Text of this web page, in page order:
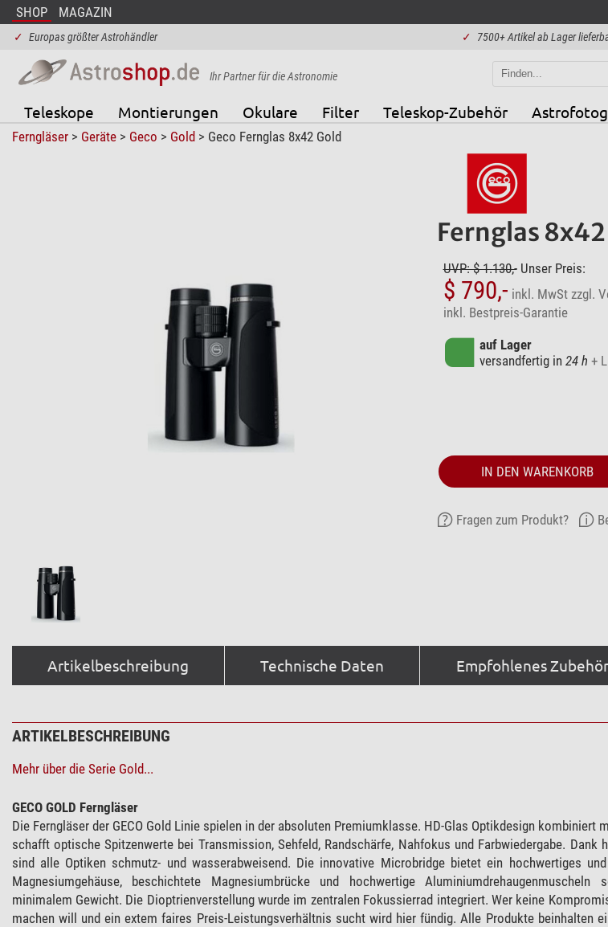
SHOP MAGAZIN
✓ Europas größter Astrohändler ✓ 7500+ Artikel ab Lager
Ihr Partner für die Astronomie
Teleskope Montierungen Okulare Filter Teleskop-Zubehör
Ferngläser> Geräte> Geco > Gold> Geco Fernglas 8x42 Gold
Fernglas
UVP: $ 1.130,-Unser Preis:
$ 790,- inkl. MwSt zzgl.
inkl. Bestpreis-Garantie
auf Lager
versandfertig in 24 h +
IN DEN WARENKORB
Fragen zum Produkt?
Artikelbeschreibung Technische Daten Empfohlenes Zubehör
ARTIKELBESCHREIBUNG
Mehr über die Serie Gold...
GECO GOLD Ferngläser
Die Ferngläser der GECO Gold Linie spielen in der absoluten Premiumklasse. HD-Glas Optikdesign kombiniert
schafft optische Spitzenwerte bei Transmission, Sehfeld, Randschärfe, Nahfokus und Farbwiedergabe. Dank
sind alle Optiken schmutz- und wasserabweisend. Die innovative Microbridge bietet ein hochwertiges
Magnesiumgehäuse, beschichtete Magnesiumbrücke und hochwertige
minimalem Gewicht. Die Dioptrienverstellung wurde im zentralen Fokussierrad integriert. Wer keine
machen will und ein extem faires Preis-Leistungsverhältnis sucht wird hier fündig. Alle Produkte beinhalten